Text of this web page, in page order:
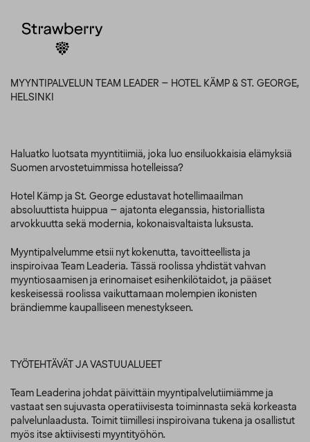
MYYNTIPALVELUN TEAM LEADER – HOTEL KÄMP & ST. GEORGE,
HELSINKI
Haluatko luotsata myyntitiimiä, joka luo ensiluokkaisia elämyksiä
Suomen arvostetuimmissa hotelleissa?
Hotel Kämp ja St. George edustavat hotellimaailman
absoluuttista huippua – ajatonta eleganssia, historiallista
arvokkuutta sekä modernia, kokonaisvaltaista luksusta.
Myyntipalvelumme etsii nyt kokenutta, tavoitteellista ja
inspiroivaa Team Leaderia. Tässä roolissa yhdistät vahvan
myyntiosaamisen ja erinomaiset esihenkilötaidot, ja pääset
keskeisessä roolissa vaikuttamaan molempien ikonisten
brändiemme kaupalliseen menestykseen.
TYÖTEHTÄVÄT JA VASTUUALUEET
Team Leaderina johdat päivittäin myyntipalvelutiimiämme ja
vastaat sen sujuvasta operatiivisesta toiminnasta sekä korkeasta
palvelunlaadusta. Toimit tiimillesi inspiroivana tukena ja osallistut
myös itse aktiivisesti myyntityöhön.